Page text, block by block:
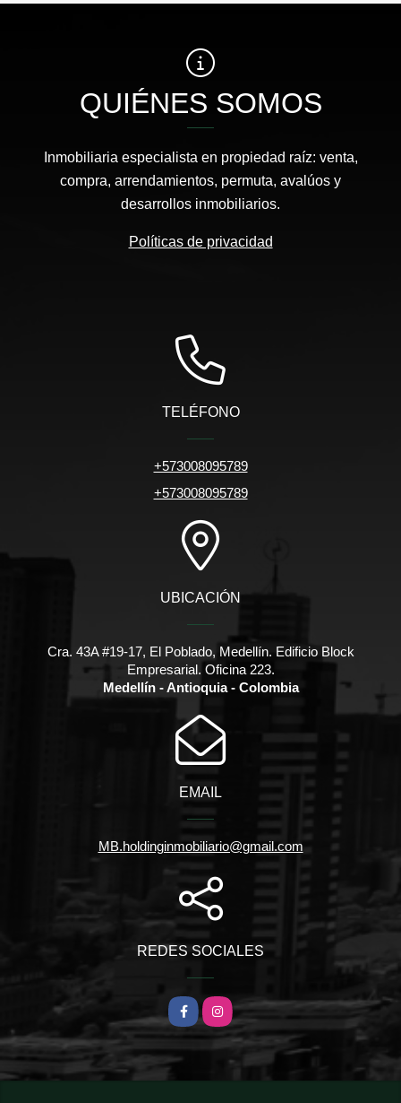
QUIÉNES SOMOS
Inmobiliaria especialista en propiedad raíz: venta,
compra, arrendamientos, permuta, avalúos y
desarrollos inmobiliarios.
Políticas de privacidad
TELÉFONO
+573008095789
+573008095789
UBICACIÓN
Cra. 43A #19-17, El Poblado, Medellín. Edificio Block
Empresarial. Oficina 223.
Medellín - Antioquia - Colombia
EMAIL
MB.holdinginmobiliario@gmail.com
REDES SOCIALES
FacebookInstagram